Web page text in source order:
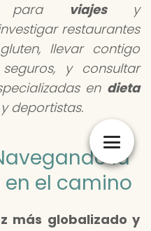
para viajesy
restaurantes
llevar contigo
y consultar
en dieta
deportistas.
la
el camino
más globalizado y